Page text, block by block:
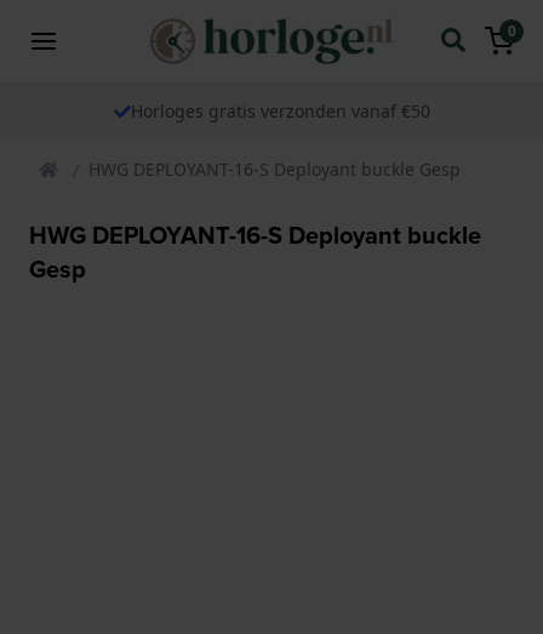
0
Horloges gratis verzonden vanaf €50
HWG DEPLOYANT-16-S Deployant buckle Gesp
HWG DEPLOYANT-16-S Deployant buckle
Gesp